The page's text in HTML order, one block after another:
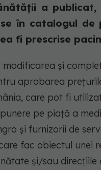
a
în catalogul de
fi prescrise
și
aprobarea
care pot fi
pe piață a
și furnizorii de
fac obiectul unei
și/sau